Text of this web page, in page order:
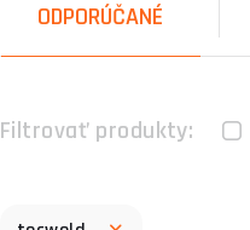
ODPORÚČANÉ
Filtrovať produkty: